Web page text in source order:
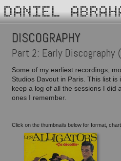
DANIEL
DISCOGRAPHY
Part 2: Early Discography
Some of my earliest recordings,
Studios Davout in Paris. This list
keep a log of all the sessions I did
ones I remember.
Click on the thumbnails below for format,